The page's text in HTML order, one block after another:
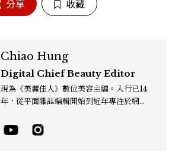
分享 收藏
Chiao Hung
Digital Chief Beauty Editor
現為《美麗佳人》數位美容主編。入行已14
年，從平面雜誌編輯開始到近年專注於網路
耕彩妝、保養、香氛、頭髮...等與美有關的
面向。擅長以細膩敏銳的觀察力，深入報導